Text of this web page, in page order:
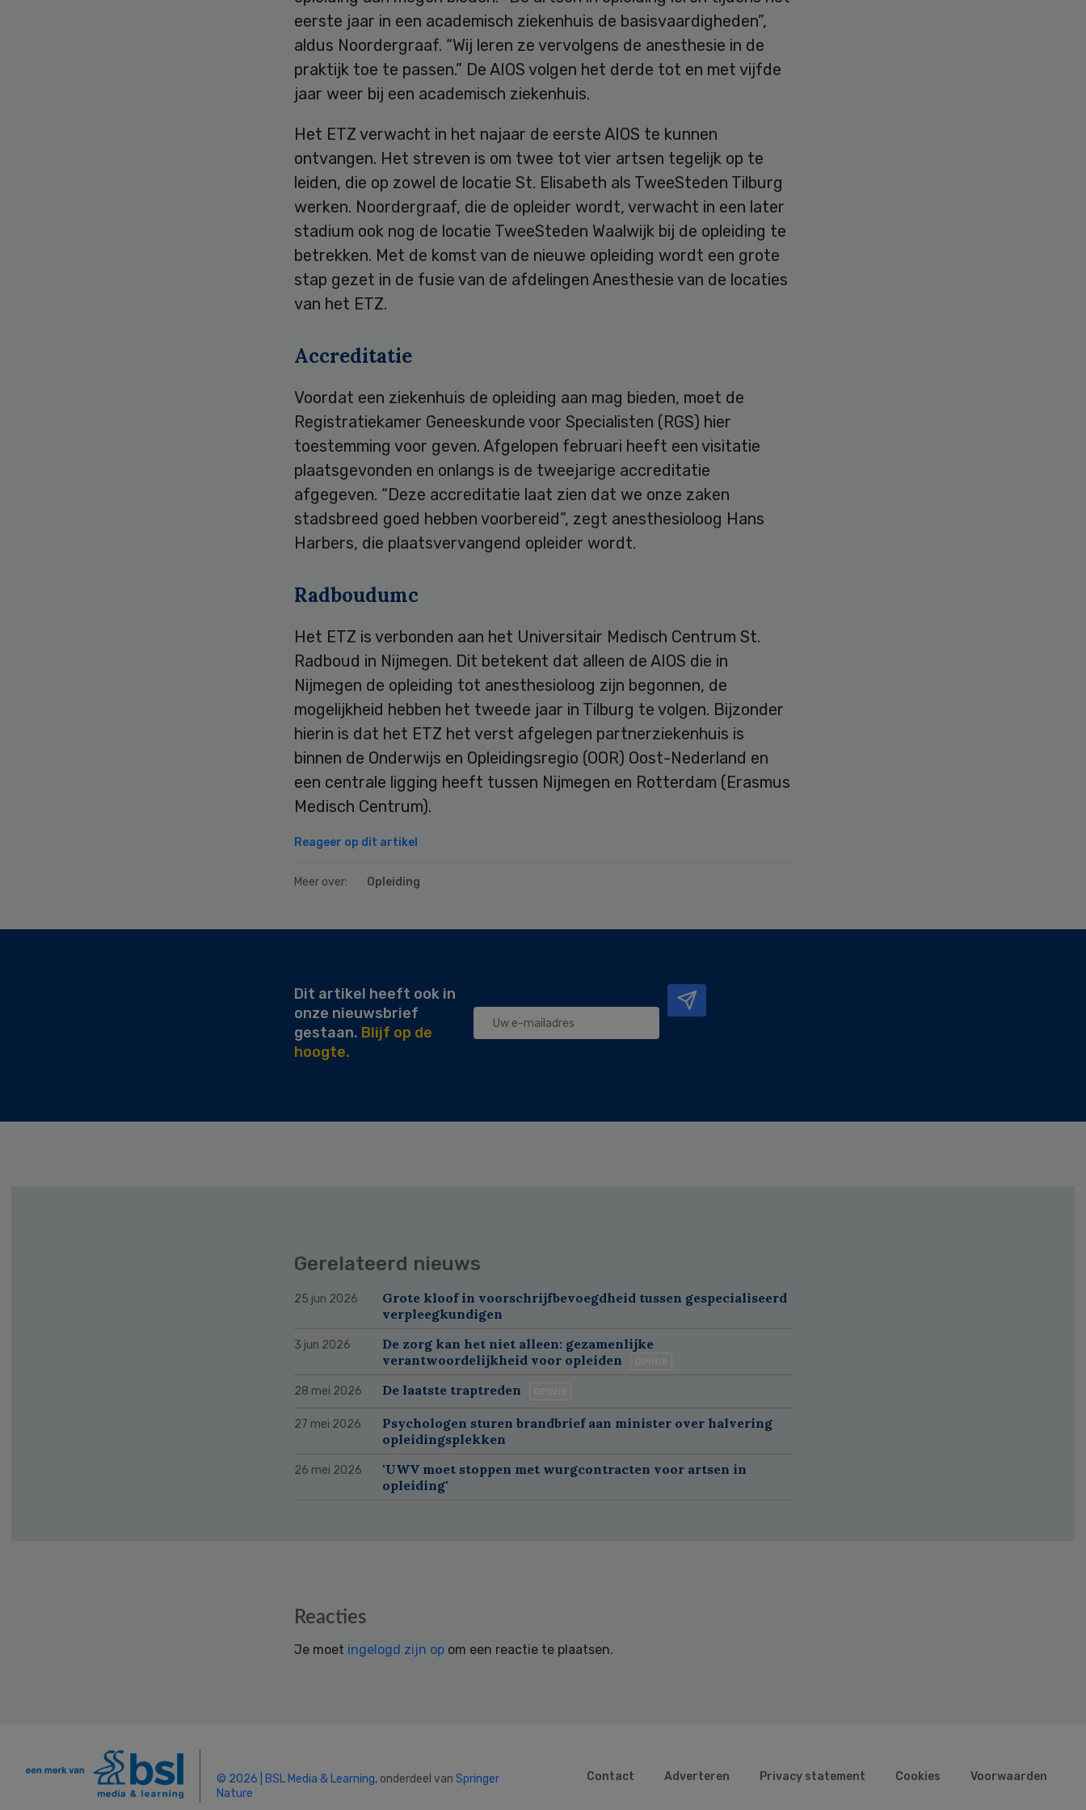
eerste jaar in een academisch ziekenhuis de basisvaardigheden”,
aldus Noordergraaf. “Wij leren ze vervolgens de anesthesie in de
praktijk toe te passen.” De AIOS volgen het derde tot en met vijfde
jaar weer bij een academisch ziekenhuis.
Het ETZ verwacht in het najaar de eerste AIOS te kunnen
ontvangen. Het streven is om twee tot vier artsen tegelijk op te
leiden, die op zowel de locatie St. Elisabeth als TweeSteden Tilburg
werken. Noordergraaf, die de opleider wordt, verwacht in een later
stadium ook nog de locatie TweeSteden Waalwijk bij de opleiding te
betrekken. Met de komst van de nieuwe opleiding wordt een grote
stap gezet in de fusie van de afdelingen Anesthesie van de locaties
van het ETZ.
Accreditatie
Voordat een ziekenhuis de opleiding aan mag bieden, moet de
Registratiekamer Geneeskunde voor Specialisten (RGS) hier
toestemming voor geven. Afgelopen februari heeft een visitatie
plaatsgevonden en onlangs is de tweejarige accreditatie
afgegeven. “Deze accreditatie laat zien dat we onze zaken
stadsbreed goed hebben voorbereid”, zegt anesthesioloog Hans
Harbers, die plaatsvervangend opleider wordt.
Radboudumc
Het ETZ is verbonden aan het Universitair Medisch Centrum St.
Radboud in Nijmegen. Dit betekent dat alleen de AIOS die in
Nijmegen de opleiding tot anesthesioloog zijn begonnen, de
mogelijkheid hebben het tweede jaar in Tilburg te volgen. Bijzonder
hierin is dat het ETZ het verst afgelegen partnerziekenhuis is
binnen de Onderwijs en Opleidingsregio (OOR) Oost-Nederland en
een centrale ligging heeft tussen Nijmegen en Rotterdam (Erasmus
Medisch Centrum).
Reageer op dit artikel
Meer over: Opleiding
Dit artikel heeft ook in
onze nieuwsbrief
gestaan. Blijf op de
hoogte.
Gerelateerd nieuws
25 jun 2026
Grote kloof in voorschrijfbevoegdheid tussen gespecialiseerd
verpleegkundigen
3 jun 2026
De zorg kan het niet alleen: gezamenlijke
verantwoordelijkheid voor opleiden
28 mei 2026 De laatste traptreden
27 mei 2026
Psychologen sturen brandbrief aan minister over halvering
opleidingsplekken
26 mei 2026
'UWV moet stoppen met wurgcontracten voor artsen in
opleiding'
Reacties
Je moet ingelogd zijn op om een reactie te plaatsen.
© 2026 | BSL Media & Learning, onderdeel van Springer
Nature
Contact Adverteren Privacy statement Cookies Voorwaarden